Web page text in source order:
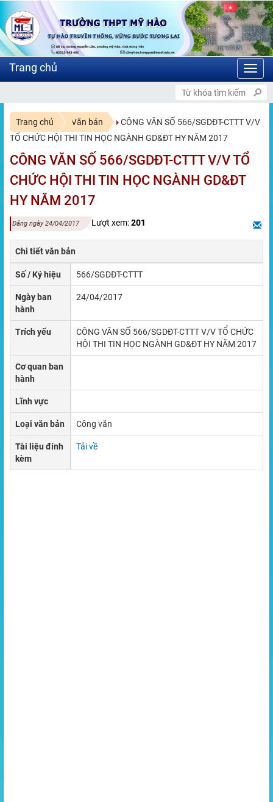
CHÀO MỪNG BẠN ĐẾN
Trang chủ Văn bản
CÔNG VĂN SỐ 566/SGDĐT-CTTT V/V
TỔ CHỨC HỘI THI TIN HỌC NGÀNH GD&ĐT HY NĂM 2017
CÔNG VĂN SỐ 566/SGDĐT-CTTT V/V TỔ
CHỨC HỘI THI TIN HỌC NGÀNH GD&ĐT
HY NĂM 2017
Đăng ngày 24/04/2017 Lượt xem:201
Chi tiết văn bản
Số / Ký hiệu 566/SGDĐT-CTTT
Ngày ban
hành
24/04/2017
Trích yếu
CÔNG VĂN SỐ 566/SGDĐT-CTTT V/V TỔ CHỨC
HỘI THI TIN HỌC NGÀNH GD&ĐT HY NĂM 2017
Cơ quan ban
hành
Lĩnh vực
Loại văn bản Công văn
Tài liệu đính
kèm
Tải về